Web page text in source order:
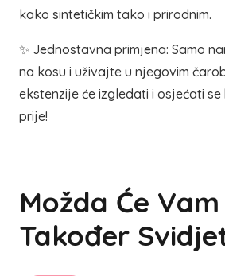
kako sintetičkim tako i prirodnim.
✨ Jednostavna primjena: Samo
na kosu i uživajte u njegovim
ekstenzije će izgledati i osjećati
prije!
Možda Će Vam
Također